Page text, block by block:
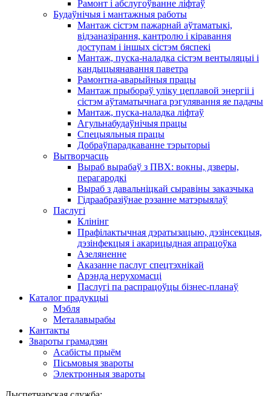
Рамонт і абслугоўванне ліфтаў
Будаўнічыя і мантажныя работы
Мантаж сістэм пажарнай аўтаматыкі,
відэаназірання, кантролю і кіравання
доступам і іншых сістэм бяспекі
Мантаж, пуска-наладка сістэм вентыляцыі і
кандыцыянавання паветра
Рамонтна-аварыйныя працы
Мантаж прыбораў уліку цеплавой энергіі і
сістэм аўтаматычнага рэгулявання яе падачы
Мантаж, пуска-наладка ліфтаў
Агульнабудаўнічыя працы
Спецыяльныя працы
Добраўпарадкаванне тэрыторыі
Вытворчасць
Выраб вырабаў з ПВХ: вокны, дзверы,
перагародкі
Выраб з давальніцкай сыравіны заказчыка
Гідраабразіўнае рэзанне матэрыялаў
Паслугі
Клінінг
Прафілактычная дэратызацыю, дэзiнсекцыя,
дэзінфекцыя і акарицыдная апрацоўка
Азеляненне
Аказанне паслуг спецтэхнікай
Арэнда нерухомасці
Паслугі па распрацоўцы бізнес-планаў
Каталог прадукцыі
Мэбля
Металавырабы
Кантакты
Звароты грамадзян
Асабісты прыём
Пісьмовыя звароты
Электронныя звароты